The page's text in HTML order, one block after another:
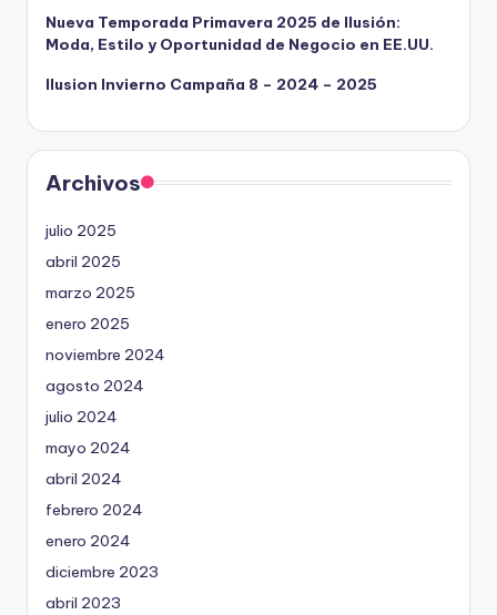
Nueva Temporada Primavera 2025 de Ilusión:
Moda, Estilo y Oportunidad de Negocio en EE.UU.
Ilusion Invierno Campaña 8 – 2024 – 2025
Archivos
julio 2025
abril 2025
marzo 2025
enero 2025
noviembre 2024
agosto 2024
julio 2024
mayo 2024
abril 2024
febrero 2024
enero 2024
diciembre 2023
abril 2023